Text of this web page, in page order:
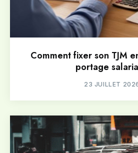
Comment fixer son TJM
portage
23 JUILLET